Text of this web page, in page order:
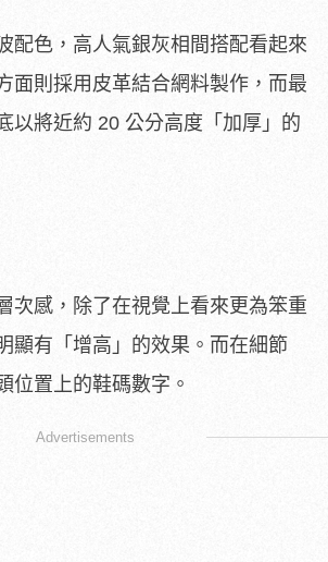
配色，高人氣銀灰相間搭配看起來
面則採用皮革結合網料製作，而最
以將近約 20 公分高度「加厚」的
次感，除了在視覺上看來更為笨重
顯有「增高」的效果。而在細節
位置上的鞋碼數字。
Advertisements